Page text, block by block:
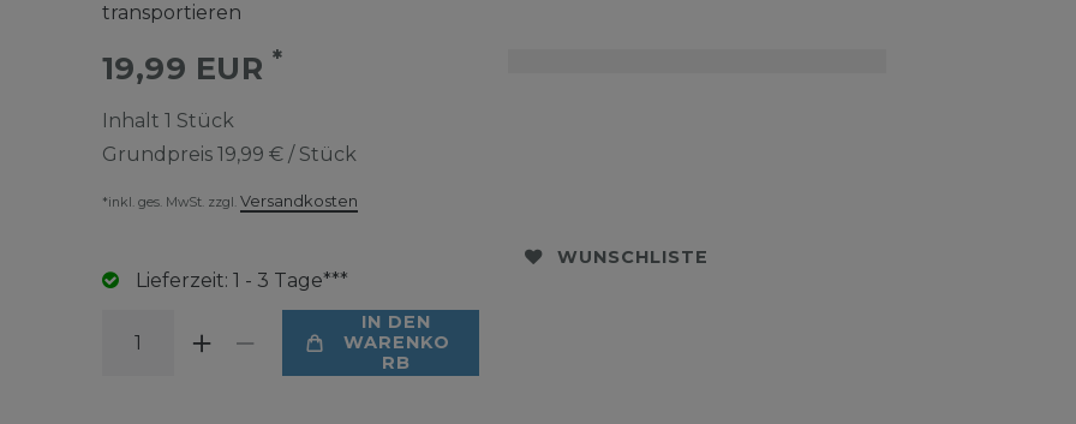
transportieren
19,99 EUR *
Inhalt 1 Stück
Grundpreis 19,99 € / Stück
*inkl. ges. MwSt. zzgl. Versandkosten
Lieferzeit: 1 - 3 Tage***
IN DEN
WARENKO
RB
WUNSCHLISTE